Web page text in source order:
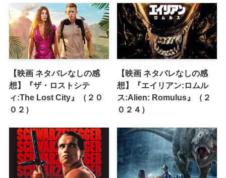
【映画 ネタバレなしの感
想】『ザ・ロストシテ
ィ:The Lost City』（２０
０２）
【映画 ネタバレなしの感
想】『エイリアン:ロムル
ス:Alien: Romulus』（２
０２４）